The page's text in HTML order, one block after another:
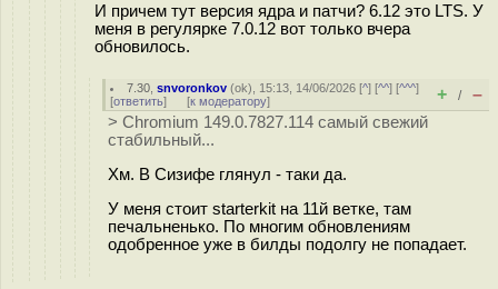
И причем тут версия ядра и патчи? 6.12 это LTS. У
меня в регулярке 7.0.12 вот только вчера
обновилось.
7.30 ,snvoronkov (ok), 15:13, 14/06/2026 [^] [^^] [^^^]
[ответить] [к модератору] + / –
> Chromium 149.0.7827.114 самый свежий
стабильный...
Хм. В Сизифе глянул - таки да.
У меня стоит starterkit на 11й ветке, там
печальненько. По многим обновлениям
одобренное уже в билды подолгу не попадает.